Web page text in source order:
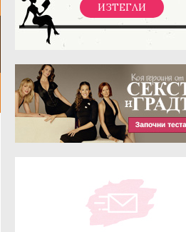
ИЗТЕГЛИ